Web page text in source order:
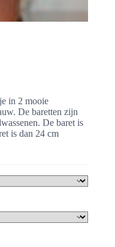
in 2 mooie
De baretten zijn
De baret is
is dan 24 cm